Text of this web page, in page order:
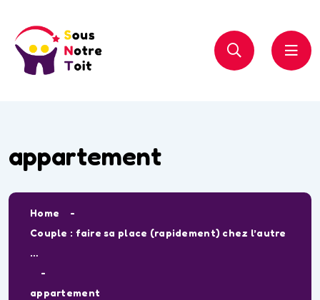
appartement
Home
Couple : faire sa place (rapidement) chez l’autre
…
appartement